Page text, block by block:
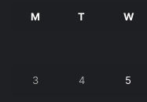
M T W
3 4 5